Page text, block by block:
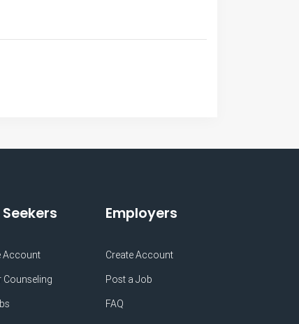
Account
Counseling
Employers
Create Account
Post a Job
FAQ